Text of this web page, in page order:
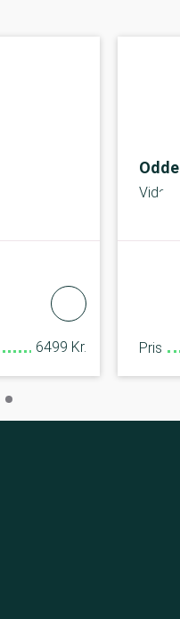
6499 Kr.
Vida
Pris